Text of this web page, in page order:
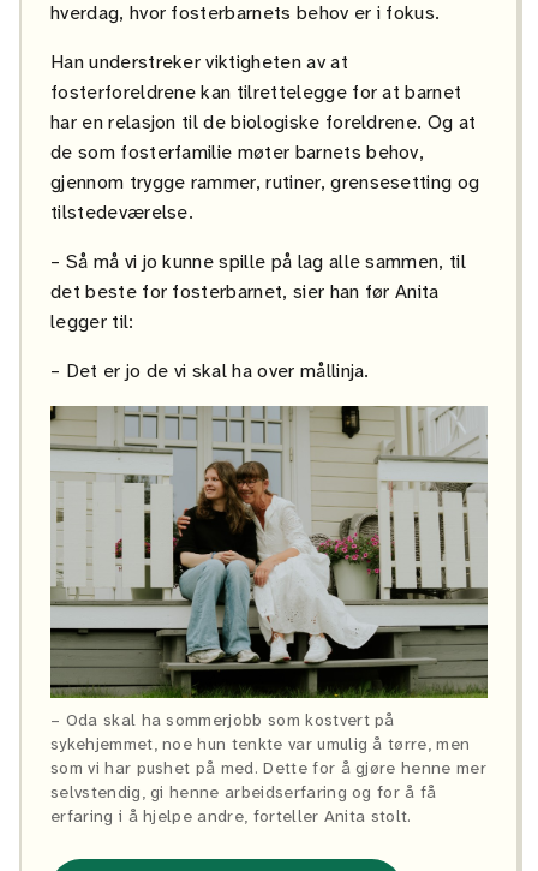
hverdag, hvor fosterbarnets behov er i fokus.
Han understreker viktigheten av at
fosterforeldrene kan tilrettelegge for at barnet
har en relasjon til de biologiske foreldrene. Og at
de som fosterfamilie møter barnets behov,
gjennom trygge rammer, rutiner, grensesetting og
tilstedeværelse.
– Så må vi jo kunne spille på lag alle sammen, til
det beste for fosterbarnet, sier han før Anita
legger til:
– Det er jo de vi skal ha over mållinja.
– Oda skal ha sommerjobb som kostvert på
sykehjemmet, noe hun tenkte var umulig å tørre, men
som vi har pushet på med. Dette for å gjøre henne mer
selvstendig, gi henne arbeidserfaring og for å få
erfaring i å hjelpe andre, forteller Anita stolt.